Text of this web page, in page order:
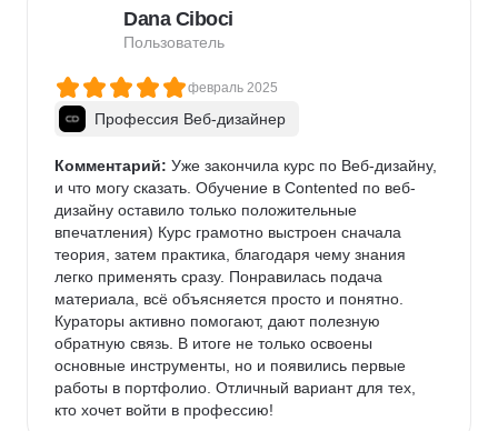
Dana Ciboci
Пользователь
февраль 2025
Профессия Веб-дизайнер
Комментарий: Уже закончила курс по Веб-дизайну,
и что могу сказать. Обучение в Contented по веб-
дизайну оставило только положительные
впечатления) Курс грамотно выстроен сначала
теория, затем практика, благодаря чему знания
легко применять сразу. Понравилась подача
материала, всё объясняется просто и понятно.
Кураторы активно помогают, дают полезную
обратную связь. В итоге не только освоены
основные инструменты, но и появились первые
работы в портфолио. Отличный вариант для тех,
кто хочет войти в профессию!